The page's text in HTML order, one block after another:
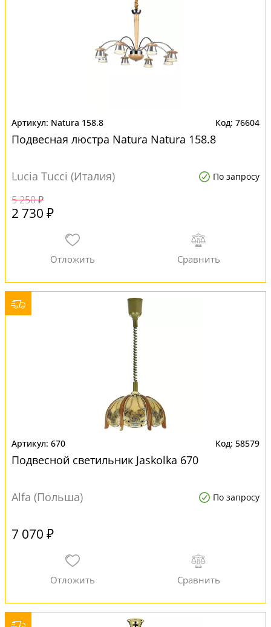
Natura 158.8 76604
Подвесная люстра Natura Natura 158.8
Lucia Tucci (Италия) По запросу
5 250 ₽
2 730 ₽
670 58579
Подвесной светильник Jaskolka 670
Alfa (Польша) По запросу
7 070 ₽